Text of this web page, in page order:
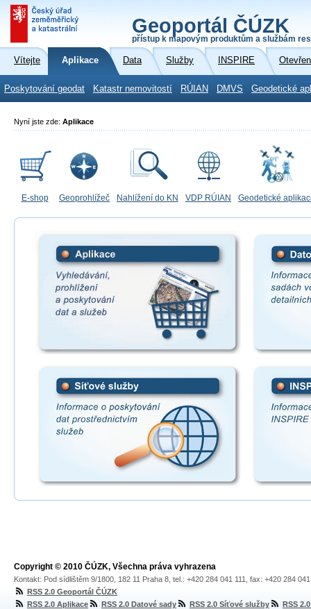
Geoportál ČÚZK
přístup k mapovým produktům a službám
Vítejte Aplikace Data Služby INSPIRE
Poskytování geodat Katastr nemovitostí RÚIAN DMVS Geodetické
Nyní jste zde: Aplikace
E-shop Geoprohlížeč Nahlížení do KN VDP RÚIAN Geodetické
Copyright © 2010 ČÚZK, Všechna práva vyhrazena
Kontakt: Pod sídlištěm 9/1800, 182 11 Praha 8, tel.: +420 284 041 111, fax: +420 284
RSS 2.0 Geoportál ČÚZK
RSS 2.0 Aplikace
RSS 2.0 Datové sady RSS 2.0 Síťové služby RSS